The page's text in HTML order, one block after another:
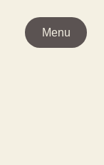
Menu
Menu
OP